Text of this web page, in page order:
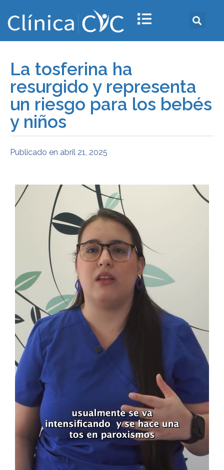
La tosferina ha
resurgido y representa
un riesgo para los bebés
y niños
Publicado en abril 21, 2025